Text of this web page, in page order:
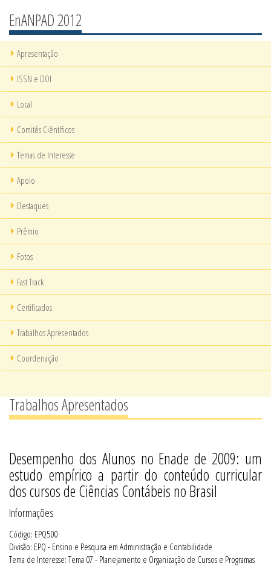
EnANPAD 2012
Apresentação
ISSN e DOI
Local
Comitês Ciêntíficos
Temas de Interesse
Apoio
Destaques
Prêmio
Fotos
Fast Track
Certificados
Trabalhos Apresentados
Coordenação
Trabalhos Apresentados
Desempenho dos Alunos no Enade de 2009: um
estudo empírico a partir do conteúdo curricular
dos cursos de Ciências Contábeis no Brasil
Informações
Código: EPQ500
Divisão: EPQ - Ensino e Pesquisa em Administração e Contabilidade
Tema de Interesse: Tema 07 - Planejamento e Organização de Cursos e Programas